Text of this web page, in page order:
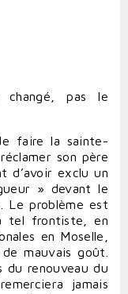
pas le
faire la sainte-
son père
d’avoir exclu un
» devant le
Le problème est
tel frontiste, en
en Moselle,
mauvais goût.
du renouveau du
jamais